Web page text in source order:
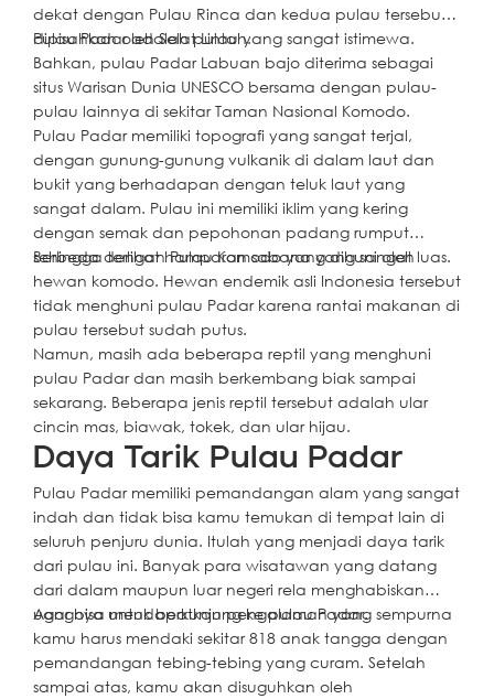
dekat dengan Pulau Rinca dan kedua pulau tersebut
dipisahkan oleh Selat Lintah.
Pulau Padar adalah pulau yang sangat istimewa.
Bahkan, pulau Padar Labuan bajo diterima sebagai
situs Warisan Dunia UNESCO bersama dengan pulau-
pulau lainnya di sekitar Taman Nasional Komodo.
Pulau Padar memiliki topografi yang sangat terjal,
dengan gunung-gunung vulkanik di dalam laut dan
bukit yang berhadapan dengan teluk laut yang
sangat dalam. Pulau ini memiliki iklim yang kering
dengan semak dan pepohonan padang rumput
sehingga terlihat hamparan sabana yang sangat luas.
Berbeda dengan Pulau Komodo yang dihuni oleh
hewan komodo. Hewan endemik asli Indonesia tersebut
tidak menghuni pulau Padar karena rantai makanan di
pulau tersebut sudah putus.
Namun, masih ada beberapa reptil yang menghuni
pulau Padar dan masih berkembang biak sampai
sekarang. Beberapa jenis reptil tersebut adalah ular
cincin mas, biawak, tokek, dan ular hijau.
Daya Tarik Pulau Padar
Pulau Padar memiliki pemandangan alam yang sangat
indah dan tidak bisa kamu temukan di tempat lain di
seluruh penjuru dunia. Itulah yang menjadi daya tarik
dari pulau ini. Banyak para wisatawan yang datang
dari dalam maupun luar negeri rela menghabiskan
uangnya untuk berkunjung ke pulau Padar.
Agar bisa mendapatkan pengalaman yang sempurna
kamu harus mendaki sekitar 818 anak tangga dengan
pemandangan tebing-tebing yang curam. Setelah
sampai atas, kamu akan disuguhkan oleh